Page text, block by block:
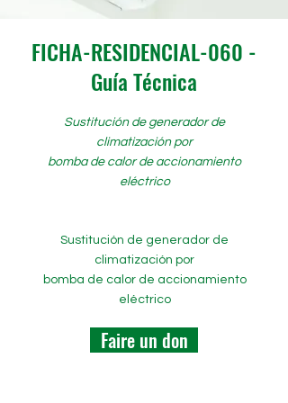
FICHA-RESIDENCIAL-060 -
Guía Técnica
Sustitución de generador de
climatización por
bomba de calor de accionamiento
eléctrico
Sustitución de generador de
climatización por
bomba de calor de accionamiento
eléctrico
Faire un don